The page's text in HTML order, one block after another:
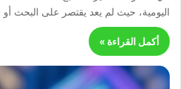
اليومية، حيث لم يعد يقتصر على البحث أو
أكمل القراءة »